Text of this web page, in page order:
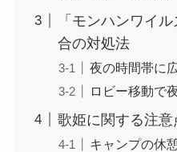
「モンハンワイ
合の対処法
夜の時間帯に
ロビー移動で
歌姫に関する注意
キャンプの休